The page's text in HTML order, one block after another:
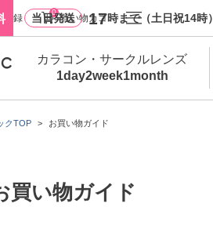
当日発送 17時まで（土日祝14時）
クTOP お買い物ガイド
買い物ガイド
登録
0
買い物カゴ
カラコン・サークルレンズ
1day2week1month